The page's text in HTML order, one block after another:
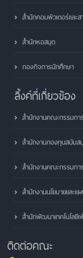
สำนักคอมพิวเตอร์และส
สำนักหอสมุด
กองกิจการนักศึกษา
ลิ้งค์ที่เกี่ยวข้อง
สำนักงานคณะกรรมก
สำนักงานกองทุนสนับ
สำนักงานคณะกรรมกา
สำนักงานนโยบายและ
สำนักพัฒนาเทคโนโลยี
ติดต่อคณะ